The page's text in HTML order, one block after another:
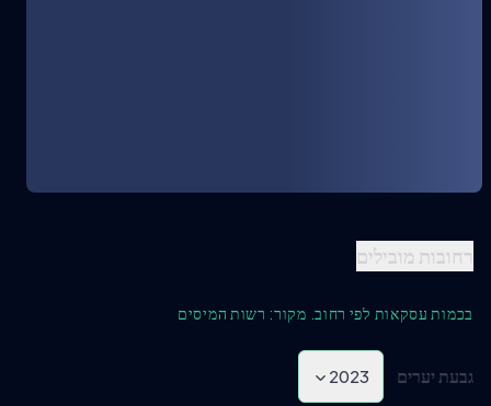
רחובות מובילים
בכמות עסקאות לפי רחוב. מקור: רשות המיסים
2023 גבעת יערים